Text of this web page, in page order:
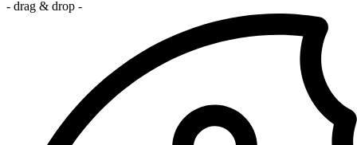
- drag & drop -